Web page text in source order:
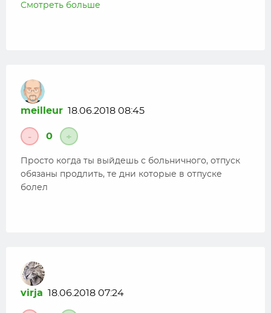
Смотреть больше
meilleur 18.06.2018 08:45
- 0 +
Просто когда ты выйдешь с больничного, отпуск
обязаны продлить, те дни которые в отпуске
болел
virja 18.06.2018 07:24